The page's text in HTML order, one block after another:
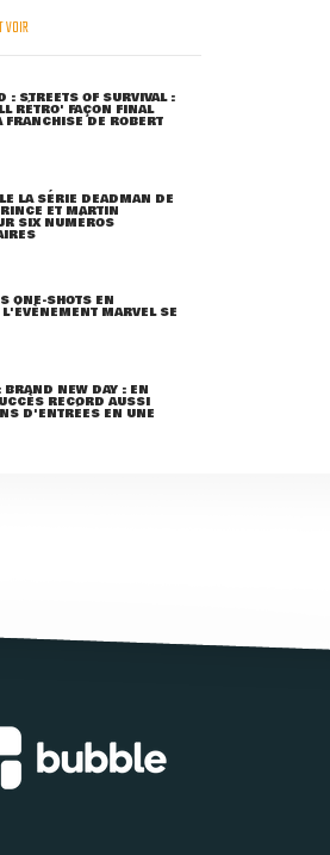
VOIR
: STREETS OF SURVIVAL :
RÉTRO' FAÇON FINAL
FRANCHISE DE ROBERT
LA SÉRIE DEADMAN DE
ET MARTIN
SIX NUMÉROS
ONE-SHOTS EN
L'ÉVÈNEMENT MARVEL SE
NEW DAY : EN
RECORD AUSSI
D'ENTRÉES EN UNE